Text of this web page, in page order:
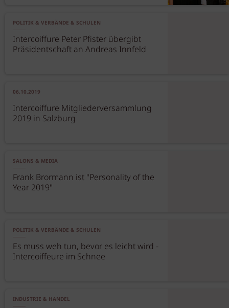
POLITIK & VERBÄNDE & SCHULEN
Intercoiffure Peter Pfister übergibt
Präsidentschaft an Andreas Innfeld
06.10.2019
Intercoiffure Mitgliederversammlung
2019 in Salzburg
SALONS & MEDIA
Frank Brormann ist "Personality of the
Year 2019"
POLITIK & VERBÄNDE & SCHULEN
Es muss weh tun, bevor es leicht wird -
Intercoiffeure im Schnee
INDUSTRIE & HANDEL